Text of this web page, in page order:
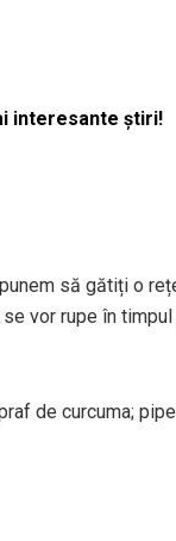
interesante știri!
să gătiți o
vor rupe în
de curcuma;